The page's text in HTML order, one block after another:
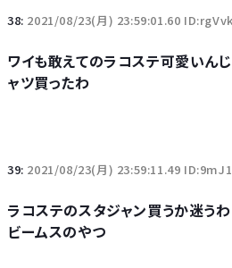
38: 2021/08/23(月) 23:59:01.60
ワイも敢えてのラコステ可愛いん
ャツ買ったわ
39: 2021/08/23(月) 23:59:11.49
ラコステのスタジャン買うか迷うわ
ビームスのやつ